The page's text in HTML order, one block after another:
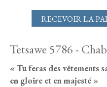
RECEVOIR LA
Tetsawe 5786 -
« Tu feras des vêtements
en gloire et en majesté »